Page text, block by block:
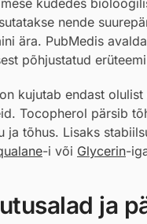
kudedes
nende
ära. PubMedis
põhjustatud
kujutab endast
Tocopherol pärsib
ja tõhus. Lisaks
-i või Glycerin-
ja